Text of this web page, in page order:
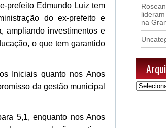
prefeito Edmundo Luiz tem
do ex-prefeito e
ampliando investimentos e
o que tem garantido
Iniciais quanto nos Anos
da gestão municipal
5,1, enquanto nos Anos
na
Arquivos